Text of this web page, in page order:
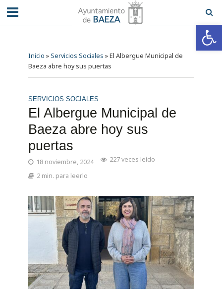
Inicio » Servicios Sociales »El Albergue Municipal de
Baeza abre hoy sus puertas
SERVICIOS SOCIALES
El Albergue Municipal de
Baeza abre hoy sus
puertas
18 noviembre, 2024
227 veces leído
2 min. para leerlo
Abrir barra de herramientas